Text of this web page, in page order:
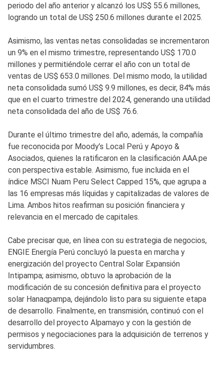
periodo del año anterior y alcanzó los US$ 55.6 millones,
logrando un total de US$ 250.6 millones durante el 2025.
Asimismo, las ventas netas consolidadas se incrementaron
un 9% en el mismo trimestre, representando US$ 170.0
millones y permitiéndole cerrar el año con un total de
ventas de US$ 653.0 millones. Del mismo modo, la utilidad
neta consolidada sumó US$ 9.9 millones, es decir, 84% más
que en el cuarto trimestre del 2024, generando una utilidad
neta consolidada del año de US$ 76.6.
Durante el último trimestre del año, además, la compañía
fue reconocida por Moody’s Local Perú y Apoyo &
Asociados, quienes la ratificaron en la clasificación AAA.pe
con perspectiva estable. Asimismo, fue incluida en el
índice MSCI Nuam Peru Select Capped 15%, que agrupa a
las 16 empresas más líquidas y capitalizadas de valores de
Lima. Ambos hitos reafirman su posición financiera y
relevancia en el mercado de capitales.
Cabe precisar que, en línea con su estrategia de negocios,
ENGIE Energía Perú concluyó la puesta en marcha y
energización del proyecto Central Solar Expansión
Intipampa; asimismo, obtuvo la aprobación de la
modificación de su concesión definitiva para el proyecto
solar Hanaqpampa, dejándolo listo para su siguiente etapa
de desarrollo. Finalmente, en transmisión, continuó con el
desarrollo del proyecto Alpamayo y con la gestión de
permisos y negociaciones para la adquisición de terrenos y
servidumbres.